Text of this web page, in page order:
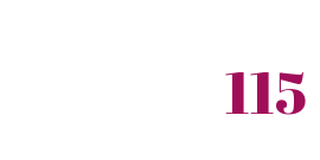
115